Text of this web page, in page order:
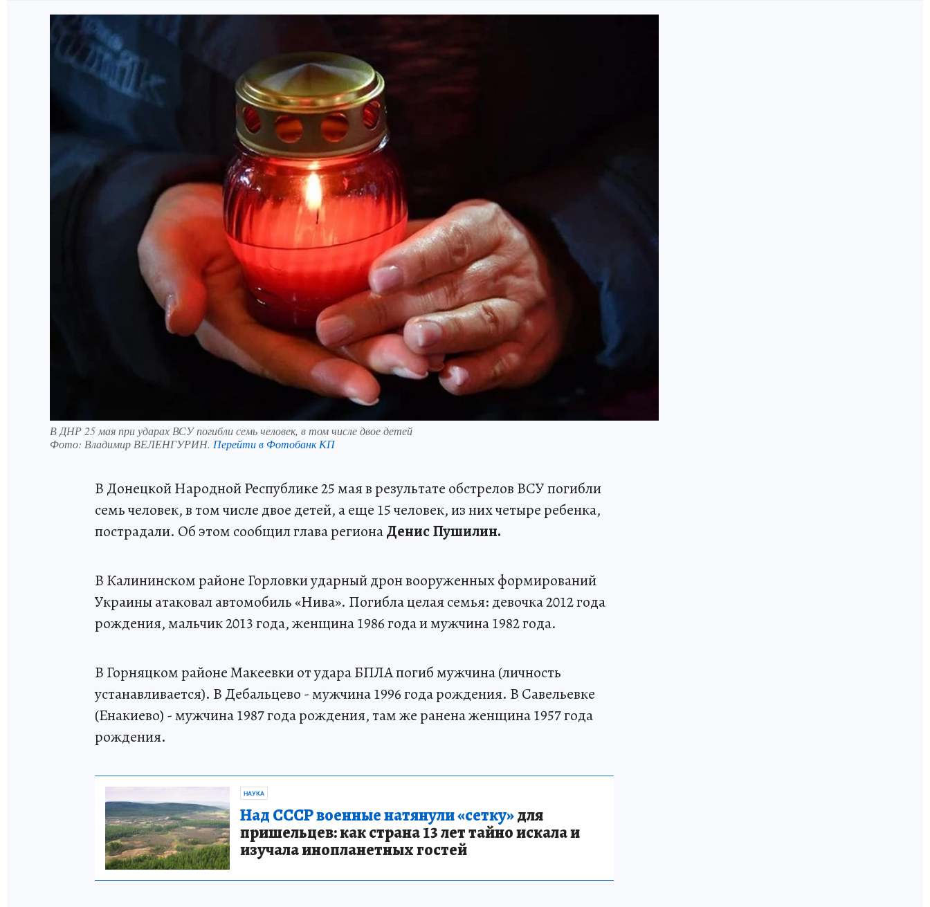
В ДНР 25 мая при ударах ВСУ погибли семь человек, в том числе двое детей
Фото: Владимир ВЕЛЕНГУРИН. Перейти в Фотобанк КП
В Донецкой Народной Республике 25 мая в результате обстрелов ВСУ погибли
семь человек, в том числе двое детей, а еще 15 человек, из них четыре ребенка,
пострадали. Об этом сообщил глава регионаДенис Пушилин.
В Калининском районе Горловки ударный дрон вооруженных формирований
Украины атаковал автомобиль «Нива». Погибла целая семья: девочка 2012 года
рождения, мальчик 2013 года, женщина 1986 года и мужчина 1982 года.
В Горняцком районе Макеевки от удара БПЛА погиб мужчина (личность
устанавливается). В Дебальцево - мужчина 1996 года рождения. В Савельевке
(Енакиево) - мужчина 1987 года рождения, там же ранена женщина 1957 года
рождения.
НАУКА
Над СССР военные натянули «сетку»для
пришельцев: как страна 13 лет тайно искала и
изучала инопланетных гостей